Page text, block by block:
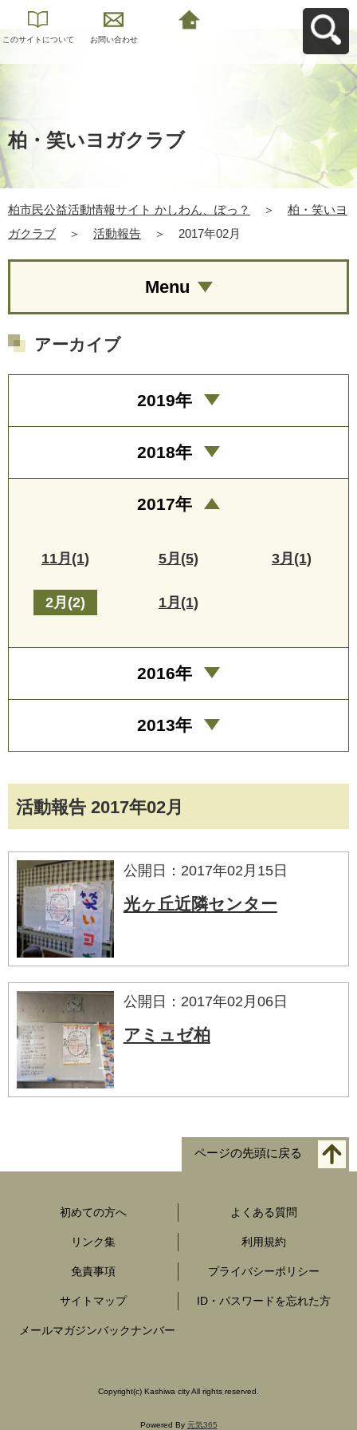
このサイトについて お問い合わせ
柏・笑いヨガクラブ
柏市民公益活動情報サイト かしわん、ぽっ？ ＞
柏・笑いヨ
ガクラブ
＞ 活動報告 ＞ 2017年02月
活動報告 2017年02月
公開日：2017年02月15日
光ヶ丘近隣センター
公開日：2017年02月06日
アミュゼ柏
Menu
アーカイブ
2019年
2018年
2017年
11月(1) 5月(5) 3月(1)
2月(2) 1月(1)
2016年
2013年
ページの先頭に戻る
初めての方へ よくある質問
リンク集 利用規約
免責事項 プライバシーポリシー
サイトマップ ID・パスワードを忘れた方
メールマガジンバックナンバー
Copyright(c) Kashiwa city All rights reserved.
Powered By 元気365